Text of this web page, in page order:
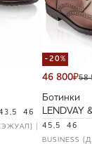
46
-20%
46 800₽58
Ботинки
LENDVAY
45,5 46
BUSINESS